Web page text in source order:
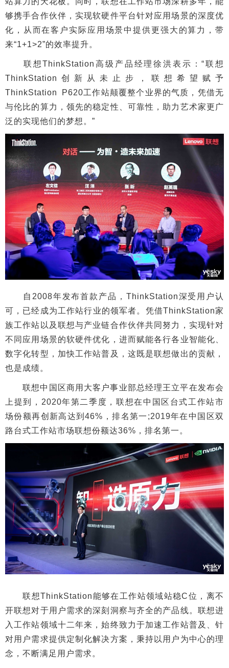
够携手合作伙伴，实现软硬件平台针对应用场景的深度优
化，从而在客户实际应用场景中提供更强大的算力，带
来“1+1>2”的效率提升。
联想ThinkStation高级产品经理徐洪表示：“联想
ThinkStation创新从未止步，联想希望赋予
ThinkStation P620工作站颠覆整个业界的气质，凭借无
与伦比的算力，领先的稳定性、可靠性，助力艺术家更广
泛的实现他们的梦想。”
自2008年发布首款产品，ThinkStation深受用户认
可，已经成为工作站行业的领军者。凭借ThinkStation家
族工作站以及联想与产业链合作伙伴共同努力，实现针对
不同应用场景的软硬件优化，进而赋能各行各业智能化、
数字化转型，加快工作站普及，这既是联想做出的贡献，
也是成绩。
联想中国区商用大客户事业部总经理王立平在发布会
上提到，2020年第二季度，联想在中国区台式工作站市
场份额再创新高达到46%，排名第一;2019年在中国区双
路台式工作站市场联想份额达36%，排名第一。
联想ThinkStation能够在工作站领域站稳C位，离不
开联想对于用户需求的深刻洞察与齐全的产品线。联想进
入工作站领域十二年来，始终致力于加速工作站普及、针
对用户需求提供定制化解决方案，秉持以用户为中心的理
念，不断满足用户需求。